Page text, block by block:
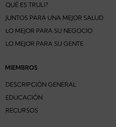
QUÉ ES TRULI?
JUNTOS PARA UNA MEJOR SALUD
LO MEJOR PARA SU NEGOCIO
LO MEJOR PARA SU GENTE
MIEMBROS
DESCRIPCIÓN GENERAL
EDUCACIÓN
RECURSOS